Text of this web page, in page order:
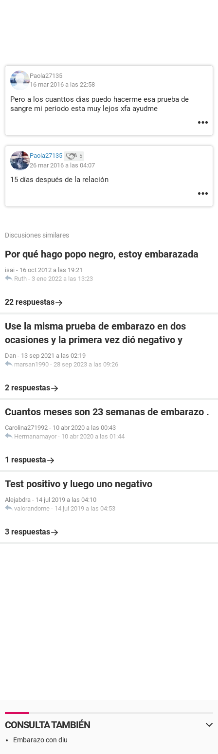
Paola27135
16 mar 2016 a las 22:58
Pero a los cuanttos dias puedo hacerme esa prueba de
sangre mi periodo esta muy lejos xfa ayudme
Paola27135 5
26 mar 2016 a las 04:07
15 días después de la relación
Discusiones similares
Por qué hago popo negro, estoy embarazada
isai - 16 oct 2012 a las 19:21
Ruth - 3 ene 2022 a las 13:23
22 respuestas
Use la misma prueba de embarazo en dos
ocasiones y la primera vez dió negativo y
Dan - 13 sep 2021 a las 02:19
marsan1990 - 28 sep 2023 a las 09:26
2 respuestas
Cuantos meses son 23 semanas de embarazo .
Carolina271992 - 10 abr 2020 a las 00:43
Hermanamayor - 10 abr 2020 a las 01:44
1 respuesta
Test positivo y luego uno negativo
Alejabdra - 14 jul 2019 a las 04:10
valorandome - 14 jul 2019 a las 04:53
3 respuestas
CONSULTA TAMBIÉN
Embarazo con diu